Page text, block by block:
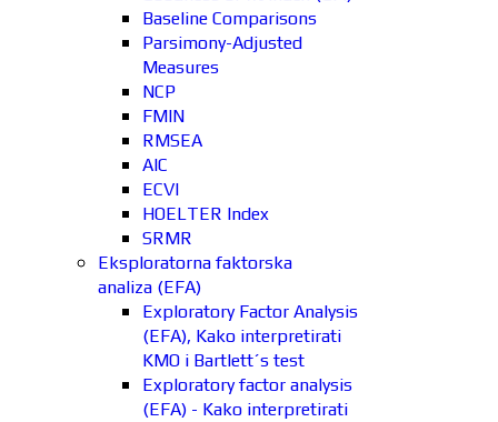
Baseline Comparisons
Parsimony-Adjusted
Measures
NCP
FMIN
RMSEA
AIC
ECVI
HOELTER Index
SRMR
Eksploratorna faktorska
analiza (EFA)
Exploratory Factor Analysis
(EFA), Kako interpretirati
KMO i Bartlett´s test
Exploratory factor analysis
(EFA) - Kako interpretirati